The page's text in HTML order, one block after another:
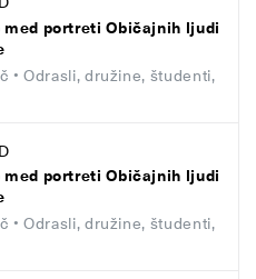
med portreti Običajnih ljudi
• Odrasli, družine, študenti,
med portreti Običajnih ljudi
• Odrasli, družine, študenti,